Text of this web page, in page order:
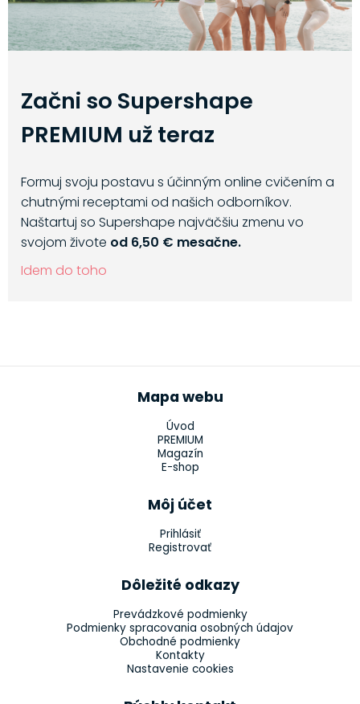
Začni so Supershape
PREMIUM už teraz
Formuj svoju postavu s účinným online cvičením a
chutnými receptami od našich odborníkov.
Naštartuj so Supershape najväčšiu zmenu vo
svojom živote od 6,50 € mesačne.
Idem do toho
Mapa webu
Úvod
PREMIUM
Magazín
E-shop
Môj účet
Prihlásiť
Registrovať
Dôležité odkazy
Prevádzkové podmienky
Podmienky spracovania osobných údajov
Obchodné podmienky
Kontakty
Nastavenie cookies